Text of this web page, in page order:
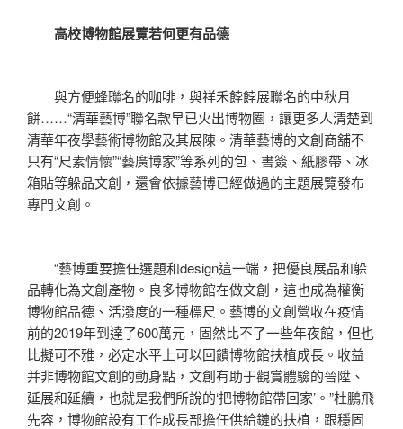
高校博物館展覽若何更有品德
與方便蜂聯名的咖啡，與祥禾餑餑展聯名的中秋月
餅……“清華藝博”聯名款早已火出博物圈，讓更多人清楚到
清華年夜學藝術博物館及其展陳。清華藝博的文創商舖不
只有“尺素情懷”“藝廣博家”等系列的包、書簽、紙膠帶、冰
箱貼等躲品文創，還會依據藝博已經做過的主題展覽發布
專門文創。
“藝博重要擔任選題和design這一端，把優良展品和躲
品轉化為文創產物。良多博物館在做文創，這也成為權衡
博物館品德、活潑度的一種標尺。藝博的文創營收在疫情
前的2019年到達了600萬元，固然比不了一些年夜館，但也
比擬可不雅，必定水平上可以回饋博物館扶植成長。收益
并非博物館文創的動身點，文創有助于觀賞體驗的晉陞、
延展和延續，也就是我們所說的‘把博物館帶回家’。”杜鵬飛
先容，博物館設有工作成長部擔任供給鏈的扶植，跟穩固